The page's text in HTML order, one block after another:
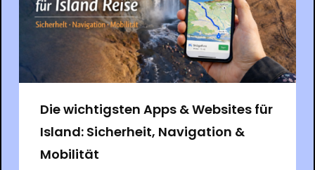
Die wichtigsten Apps & Websites für
Island: Sicherheit, Navigation &
Mobilität